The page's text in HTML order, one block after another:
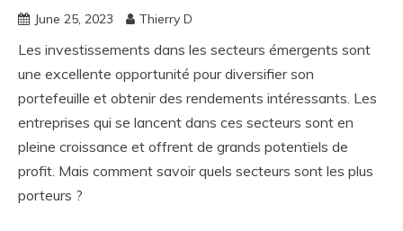
June 25, 2023 Thierry D
Les investissements dans les secteurs émergents sont
une excellente opportunité pour diversifier son
portefeuille et obtenir des rendements intéressants. Les
entreprises qui se lancent dans ces secteurs sont en
pleine croissance et offrent de grands potentiels de
profit. Mais comment savoir quels secteurs sont les plus
porteurs ?